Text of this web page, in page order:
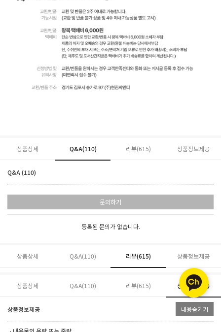
상품상세 Q&A(110) 리뷰(615) 상품정보제공
Q&A (110)
문의하기
등록된 문의가 없습니다.
상품상세 Q&A(110) 리뷰(615) 상품정보제공
상품상세 Q&A(110) 리뷰(615) 상품정보제공
상품정보제공 내용숨기기